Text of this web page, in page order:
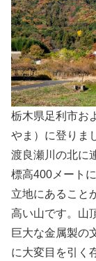
栃木県足利市お
やま）に登りま
渡良瀬川の北に
標高400メート
立地にあること
高い山です。山
巨大な金属製の
に大変目を引く